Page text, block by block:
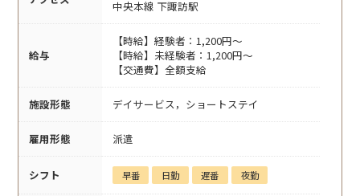
中央本線 下諏訪駅
給与
【時給】経験者：1,200円～
【時給】未経験者：1,200円～
【交通費】全額支給
施設形態 デイサービス，ショートステイ
雇用形態 派遣
シフト 早番 日勤 遅番 夜勤